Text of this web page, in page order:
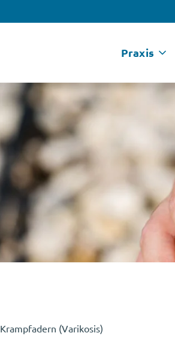
Praxis
Krampfadern (Varikosis)